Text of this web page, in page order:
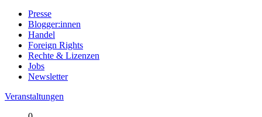
Presse
Blogger:innen
Handel
Foreign Rights
Rechte & Lizenzen
Jobs
Newsletter
Veranstaltungen